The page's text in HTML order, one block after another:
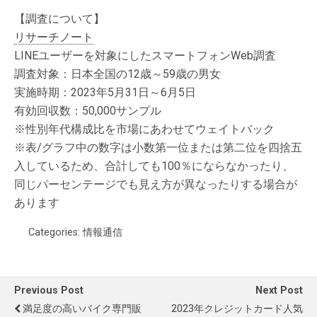
【調査について】
リサーチノート
LINEユーザーを対象にしたスマートフォンWeb調査
調査対象：日本全国の12歳～59歳の男女
実施時期：2023年5月31日～6月5日
有効回収数：50,000サンプル
※性別年代構成比を市場にあわせてウェイトバック
※表/グラフ中の数字は小数第一位または第二位を四捨五
入しているため、合計しても100％にならなかったり、
同じパーセンテージでも見え方が異なったりする場合が
あります
Categories:情報通信
Previous Post
満足度の高いバイク専門販
Next Post
2023年クレジットカード人気